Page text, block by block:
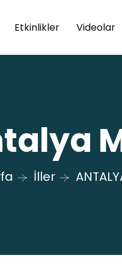
Etkinlikler Videolar
İller